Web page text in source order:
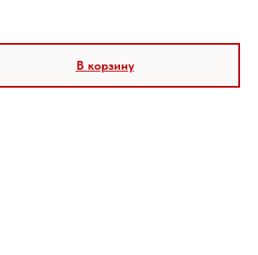
В корзину